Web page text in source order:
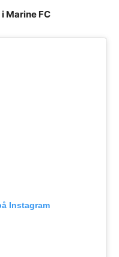
Marine FC
Instagram